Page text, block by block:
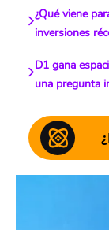
¿Qué viene
inversiones
D1 gana
una pregunta